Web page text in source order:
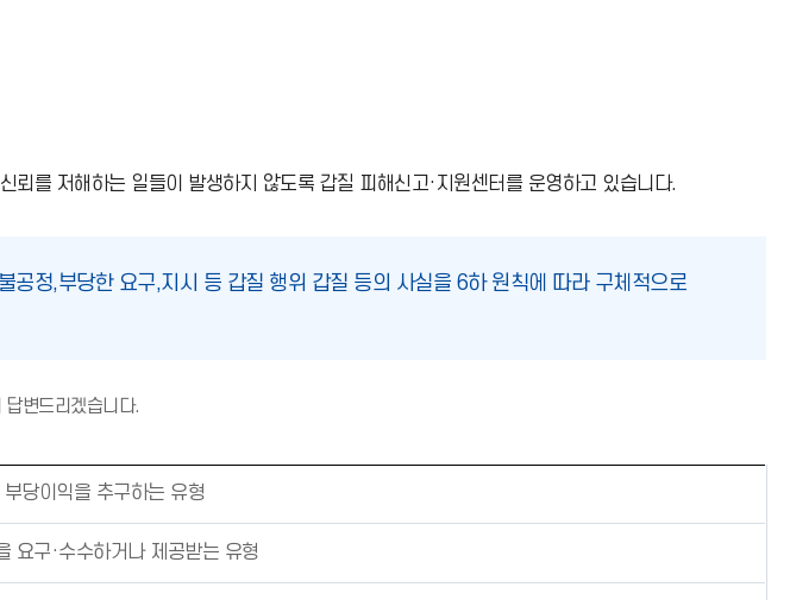
를 저해하는 일들이 발생하지 않도록 갑질 피해신고·지원센터를 운영하고 있습니다.
정,부당한 요구,지시 등 갑질 행위 갑질 등의 사실을 6하 원칙에 따라 구체적으로
변드리겠습니다.
느
아
이
당이익을 추구하는 유형
요구·수수하거나 제공받는 유형